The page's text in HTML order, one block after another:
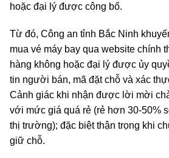
hoặc đại lý được công bố.
Từ đó, Công an tỉnh Bắc Ninh
mua vé máy bay qua website chính
hàng không hoặc đại lý được ủy
tin người bán, mã đặt chỗ và xác
Cảnh giác khi nhận được lời mời
với mức giá quá rẻ (rẻ hơn 30-50%
thị trường); đặc biệt thận trọng khi
giữ chỗ.